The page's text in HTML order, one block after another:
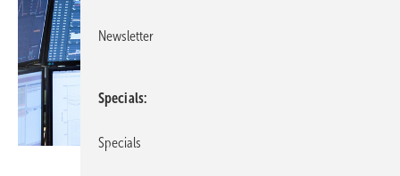
Newsletter
Specials
Specials